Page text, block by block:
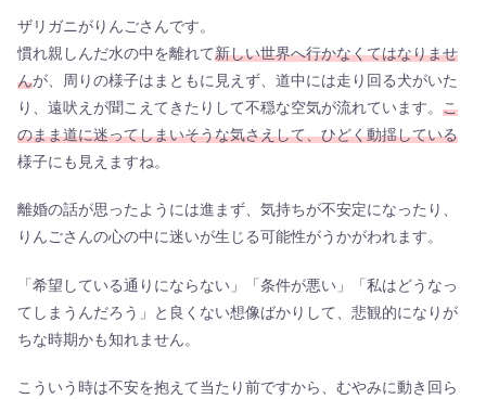
ザリガニがりんごさんです。
慣れ親しんだ水の中を離れて新しい世界へ行かなくてはなりませ
んが、周りの様子はまともに見えず、道中には走り回る犬がいた
り、遠吠えが聞こえてきたりして不穏な空気が流れています。 こ
のまま道に迷ってしまいそうな気さえして、ひどく動揺している
様子にも見えますね。
離婚の話が思ったようには進まず、気持ちが不安定になったり、
りんごさんの心の中に迷いが生じる可能性がうかがわれます。
「希望している通りにならない」「条件が悪い」「私はどうなっ
てしまうんだろう」と良くない想像ばかりして、悲観的になりが
ちな時期かも知れません。
こういう時は不安を抱えて当たり前ですから、むやみに動き回ら